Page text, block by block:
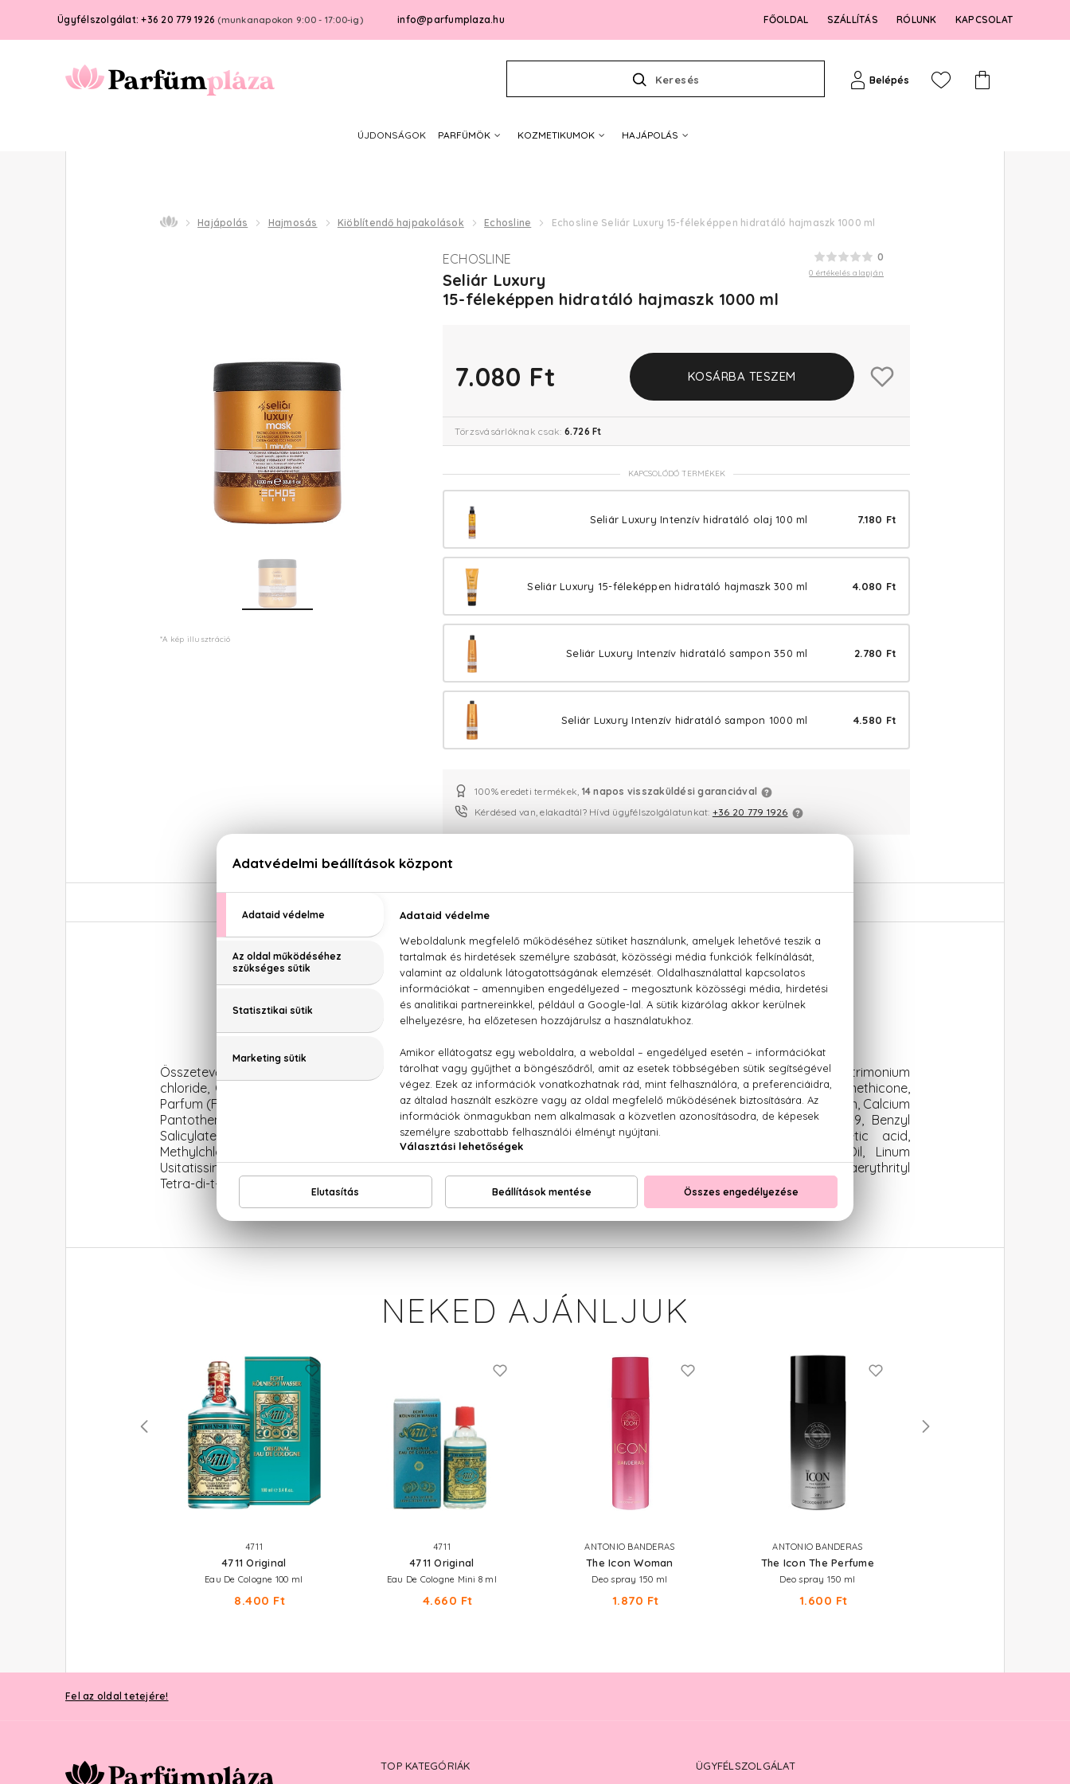
Ügyfélszolgálat: +36 20 779 1926 (munkanapokon 9:00 - 17:00-ig) info@parfumplaza.hu FŐOLDAL SZÁLLÍTÁS RÓLUNK KAPCSOLAT
Keresés Belépés
ÚJDONSÁGOK PARFÜMÖK KOZMETIKUMOK HAJÁPOLÁS
Hajápolás Hajmosás Kiöblítendő hajpakolások Echosline Echosline Seliár Luxury 15-féleképpen hidratáló hajmaszk 1000 ml
*A kép illusztráció
0
0 értékelés alapján
ECHOSLINE
Seliár Luxury
15-féleképpen hidratáló hajmaszk 1000 ml
7.080 Ft KOSÁRBA TESZEM
Törzsvásárlóknak csak: 6.726 Ft
KAPCSOLÓDÓ TERMÉKEK
Seliár Luxury Intenzív hidratáló olaj 100 ml 7.180 Ft
Seliár Luxury 15-féleképpen hidratáló hajmaszk 300 ml 4.080 Ft
Seliár Luxury Intenzív hidratáló sampon 350 ml 2.780 Ft
Seliár Luxury Intenzív hidratáló sampon 1000 ml 4.580 Ft
100% eredeti termékek, 14 napos visszaküldési garanciával
Kérdésed van, elakadtál? Hívd ügyfélszolgálatunkat: +36 20 779 1926
Echosline Seliár Luxury 15-féleképpen hidratáló hajmaszk 1000 ml
Összetevők: Aqua (Water), Cetearyl Alcohol, Stearamidopropyl Dimethylamine, Caprylic/Capric Triglyceride, Behentrimonium
chloride, Citric Acid,\nPropylene Glycol, Creatine, Ceteareth-30, Panthenol, Methoxy PEG/PPG-7/3 Aminopropyl Dimethicone,
Parfum (Fragrance),\nAmodimethicone, Niacinamide, Isopropyl Alcohol, Sodium Starch Octenylsuccinate, Maltodextrin, Calcium
Pantothenate, Triethylene\nGlycol, Benzyl Alcohol, Sodium Ascorbyl Phosphate, C11-15 Pareth-5, C11-15 Pareth-9, Benzyl
Salicylate, Pyridoxine HCl, Tocopheryl\nAcetate, Phenoxyethanol, Caprylyl Glycol, Decylene Glycol, Acetic acid,
Methylchloroisothiazolinone Methylisothiazolinone, Argania\nSpinosa Kernel Oil, Opuntia Ficus-Indica Seed Oil, Linum
Usitatissimum Seed Oil (Linum Usitatissimum (Linseed) Seed Oil),\nMagnesium Nitrate, Magnesium Chloride, Silica, Pentaerythrityl
Tetra-di-t-butyl Hydroxyhydrocinnamate, Hydrolyzed Silk,\nEthylhexylglycerin, Tetrasodium Glutamate Diacetate
NEKED AJÁNLJUK
4711
4711 Original
Eau De Cologne 100 ml
8.400 Ft
4711
4711 Original
Eau De Cologne Mini 8 ml
4.660 Ft
ANTONIO BANDERAS
The Icon Woman
Deo spray 150 ml
1.870 Ft
ANTONIO BANDERAS
The Icon The Perfume
Deo spray 150 ml
1.600 Ft
Fel az oldal tetejére!
TOP KATEGÓRIÁK ÜGYFÉLSZOLGÁLAT